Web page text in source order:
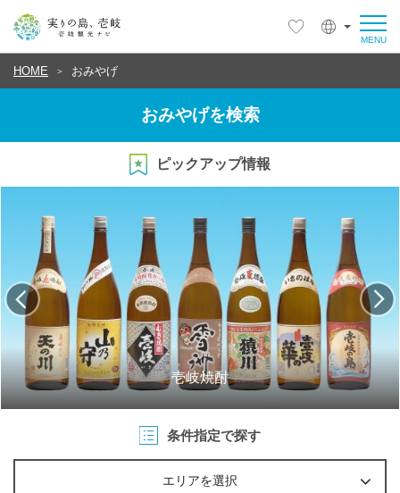
HOME おみやげ
おみやげを検索
ピックアップ情報
壱岐焼酎
条件指定で探す
エリアを選択